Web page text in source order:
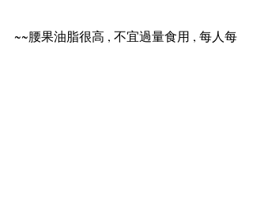
~~腰果油脂很高 , 不宜過量食用 , 每人每